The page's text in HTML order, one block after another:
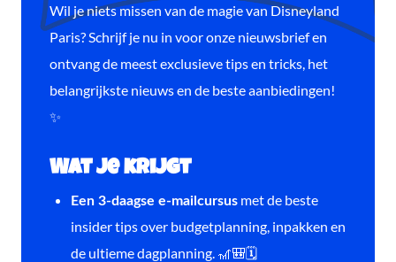
Wil je niets missen van de magie van Disneyland
Paris? Schrijf je nu in voor onze nieuwsbrief en
ontvang de meest exclusieve tips en tricks, het
belangrijkste nieuws en de beste aanbiedingen!
✨
Wat je krijgt
Een 3-daagse e-mailcursus met de beste
insider tips over budgetplanning, inpakken en
de ultieme dagplanning. 🎢🎒🗓️